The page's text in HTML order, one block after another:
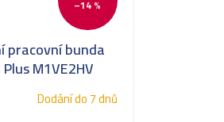
–14 %
pracovní bunda
M1VE2HV
Dodání do 7 dnů